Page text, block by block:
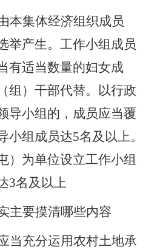
本集体经济组织成员
举产生。工作小组成员
有适当数量的妇女成
组）干部代替。以行政
导小组的，成员应当覆
小组成员达5名及以上。
）为单位设立工作小组
3名及以上
主要摸清哪些内容
当充分运用农村土地承